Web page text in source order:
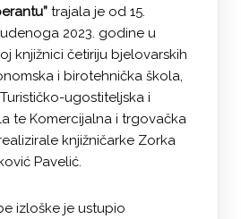
trajala je od 15.
2023. godine u
knjižnici četiriju bjelovarskih
i birotehnička škola,
ugostiteljska i
te Komercijalna i trgovačka
knjižničarke Zorka
Pavelić.
izloške je ustupio